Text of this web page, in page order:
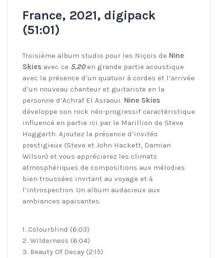
France, 2021, digipack
(51:01)
Troisième album studio pour les Niçois de Nine
Skies avec ce 5.20en grande partie acoustique
avec la présence d’un quatuor à cordes et l’arrivée
d’un nouveau chanteur et guitariste en la
personne d’Achraf El Asraoui. Nine Skies
développe son rock néo-progressif caractéristique
influencé en partie ici par le Marillion de Steve
Hoggarth. Ajoutez la présence d’invités
prestigieux (Steve et John Hackett, Damian
Wilson) et vous apprécierez les climats
atmosphériques de compositions aux mélodies
bien troussées invitant au voyage et à
l’introspection. Un album audacieux aux
ambiances apaisantes.
1. Colourblind (6:03)
2. Wilderness (6:04)
3. Beauty Of Decay (2:15)